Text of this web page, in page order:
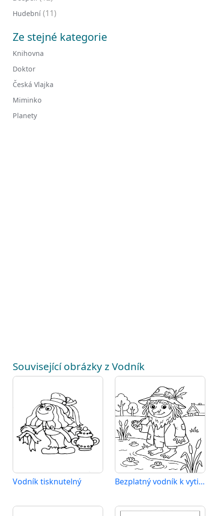
Hudební (11)
Ze stejné kategorie
Knihovna
Doktor
Česká Vlajka
Miminko
Planety
Související obrázky z Vodník
Vodník tisknutelný Bezplatný vodník k vytisknutí